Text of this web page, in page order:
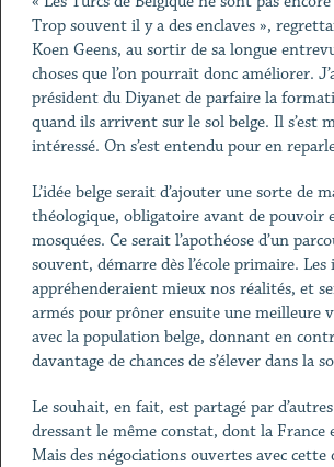
Trop souvent il y a des enclaves »,
Koen Geens, au sortir de sa longue
choses que l’on pourrait donc améliorer.
président du Diyanet de parfaire la
quand ils arrivent sur le sol belge. Il s’est
intéressé. On s’est entendu pour en
L’idée belge serait d’ajouter une sorte de
théologique, obligatoire avant de pouvoir
mosquées. Ce serait l’apothéose d’un
souvent, démarre dès l’école primaire. Les
appréhenderaient mieux nos réalités, et
armés pour prôner ensuite une meilleure
avec la population belge, donnant en
davantage de chances de s’élever dans la
Le souhait, en fait, est partagé par
dressant le même constat, dont la France
Mais des négociations ouvertes avec